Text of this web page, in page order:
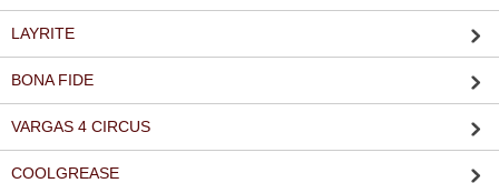
LAYRITE
BONA FIDE
VARGAS 4 CIRCUS
COOLGREASE